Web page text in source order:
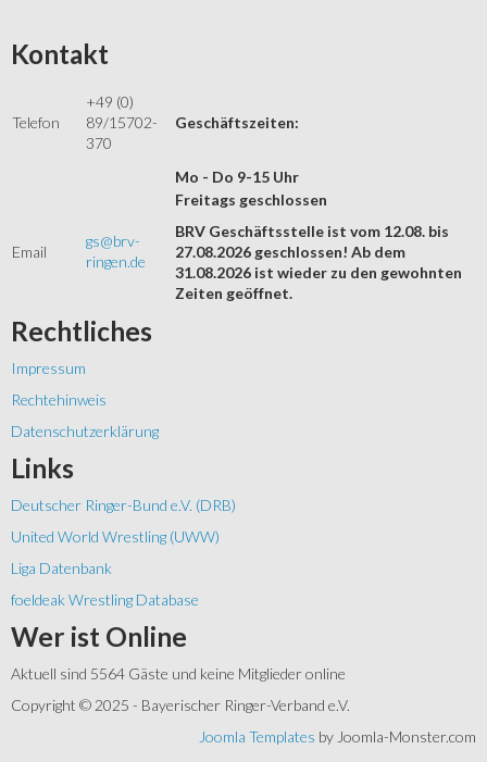
Kontakt
Telefon
+49 (0)
89/15702-
370
Geschäftszeiten:
Mo - Do 9-15 Uhr
Email
gs@brv-
ringen.de
Freitags geschlossen
BRV Geschäftsstelle ist vom 12.08. bis
27.08.2026 geschlossen! Ab dem
31.08.2026 ist wieder zu den gewohnten
Zeiten geöffnet.
Rechtliches
Impressum
Rechtehinweis
Datenschutzerklärung
Links
Deutscher Ringer-Bund e.V. (DRB)
United World Wrestling (UWW)
Liga Datenbank
foeldeak Wrestling Database
Wer ist Online
Aktuell sind 5564 Gäste und keine Mitglieder online
Copyright © 2025 - Bayerischer Ringer-Verband e.V.
Joomla Templates by Joomla-Monster.com